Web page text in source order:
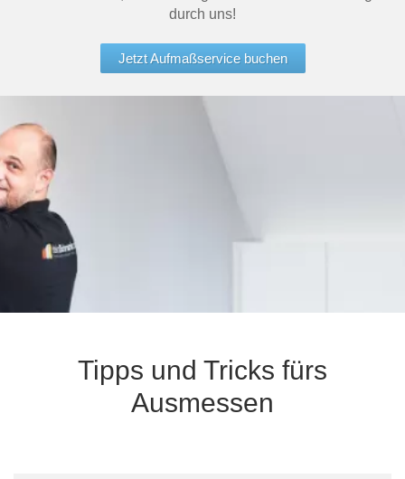
durch uns!
Jetzt Aufmaßservice buchen
Tipps und Tricks fürs
Ausmessen